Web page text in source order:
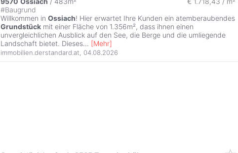
#Baugrund
Willkommen in Ossiach! Hier erwartet Ihre Kunden ein atemberaubendes
Grundstück mit einer Fläche von 1.356m², dass ihnen einen
unvergleichlichen Ausblick auf den See, die Berge und die umliegende
Landschaft bietet. Dieses... [Mehr]
immobilien.derstandard.at, 04.08.2026